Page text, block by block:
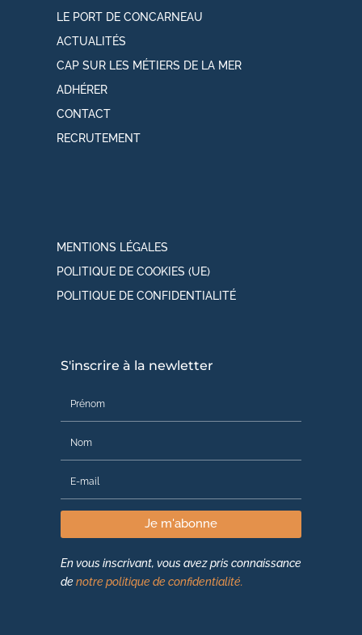
LE PORT DE CONCARNEAU
ACTUALITÉS
CAP SUR LES MÉTIERS DE LA MER
ADHÉRER
CONTACT
RECRUTEMENT
MENTIONS LÉGALES
POLITIQUE DE COOKIES (UE)
POLITIQUE DE CONFIDENTIALITÉ
S'inscrire à la newletter
Je m'abonne
En vous inscrivant, vous avez pris connaissance
denotre politique de confidentialité.